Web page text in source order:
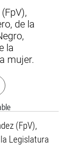
de la
la
mujer.
(FpV),
Legislatura